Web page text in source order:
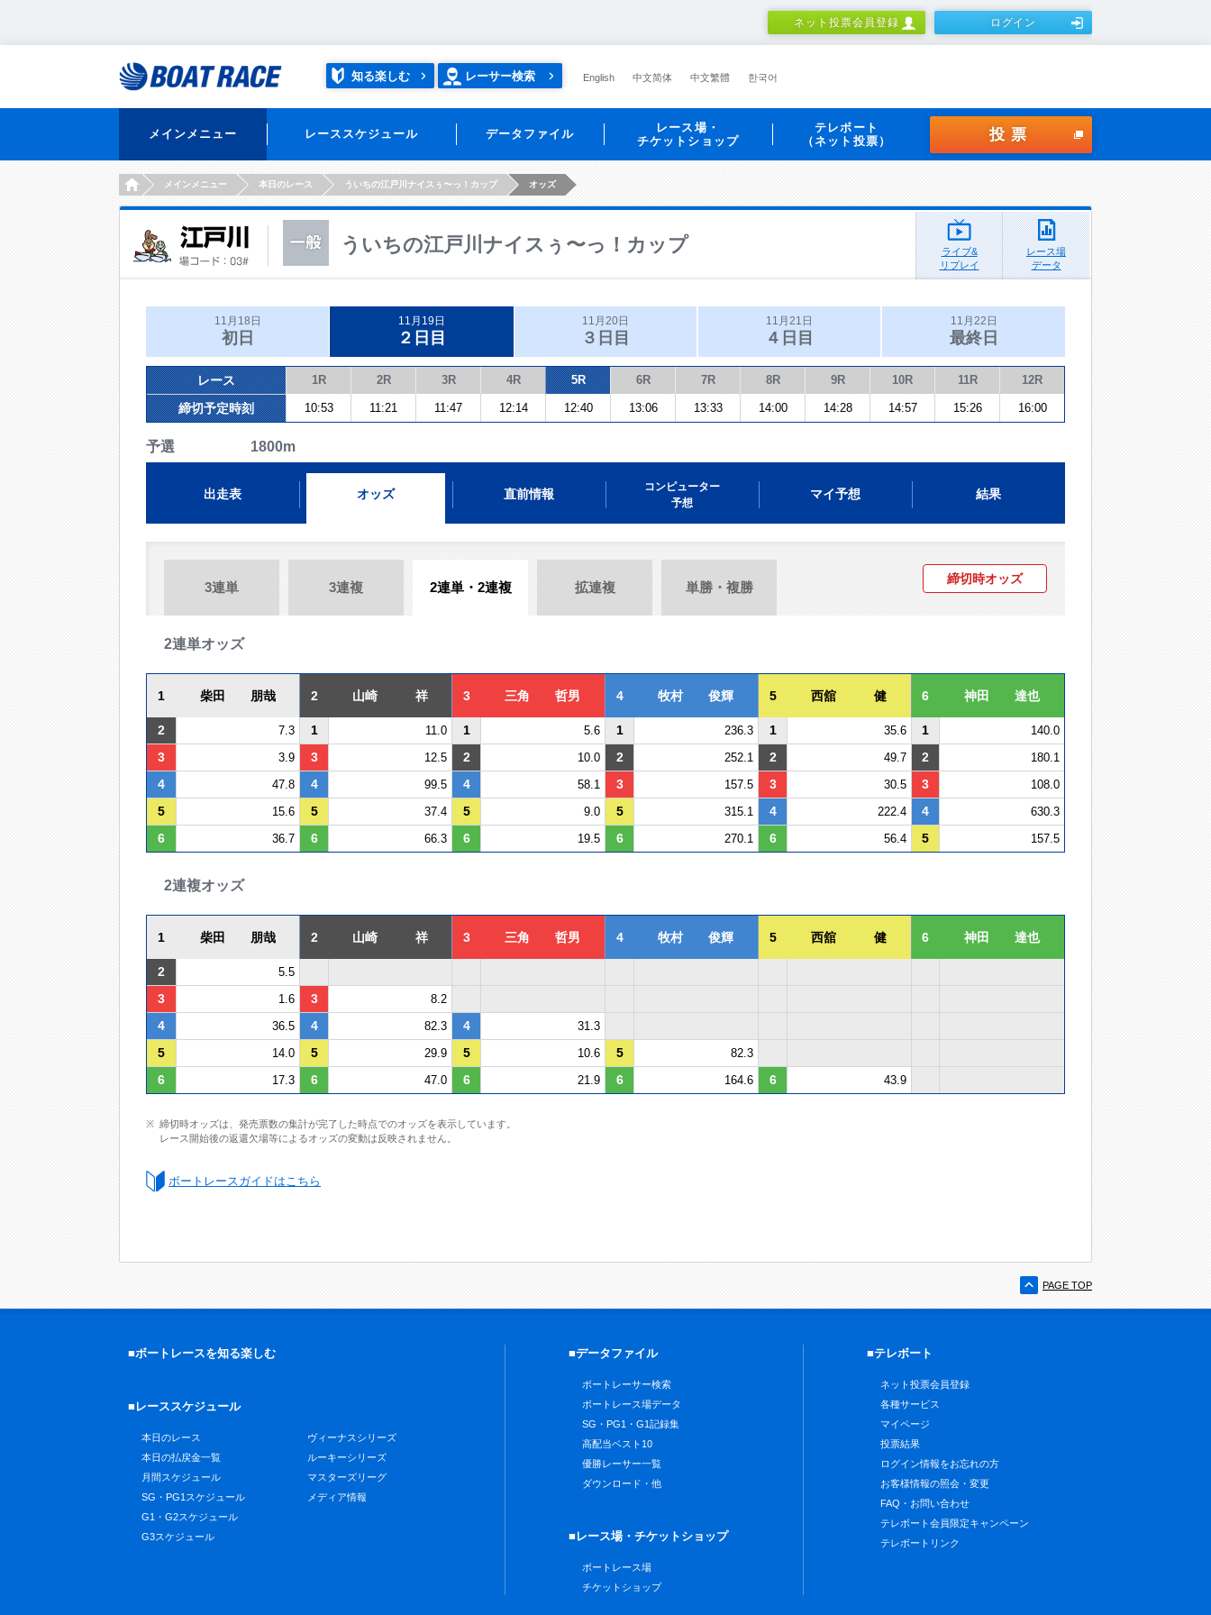
ネット投票会員登録 ログイン
知る楽しむ レーサー検索 English 中文简体 中文繁體 한국어
メインメニュー レーススケジュール データファイル
レース場・
チケットショップ
テレボート
（ネット投票）
投票
HOMEメインメニュー 本日のレース ういちの江戸川ナイスぅ〜っ！カップ オッズ
ういちの江戸川ナイスぅ〜っ！カップ
ライブ&
リプレイ
レース場
データ
11月18日
初日
11月19日
２日目
11月20日
３日目
11月21日
４日目
11月22日
最終日
レース 1R 2R 3R 4R 5R 6R 7R 8R 9R 10R 11R 12R
締切予定時刻 10:53 11:21 11:47 12:14 12:40 13:06 13:33 14:00 14:28 14:57 15:26 16:00
予選 1800m
出走表 オッズ 直前情報
コンピューター
予想
マイ予想 結果
3連単 3連複 2連単・2連複 拡連複 単勝・複勝
締切時オッズ
2連単オッズ
1 柴田 朋哉 2 山崎 祥 3 三角 哲男 4 牧村 俊輝 5 西舘 健 6 神田 達也
2 7.3 1 11.0 1 5.6 1 236.3 1 35.6 1 140.0
3 3.9 3 12.5 2 10.0 2 252.1 2 49.7 2 180.1
4 47.8 4 99.5 4 58.1 3 157.5 3 30.5 3 108.0
5 15.6 5 37.4 5 9.0 5 315.1 4 222.4 4 630.3
6 36.7 6 66.3 6 19.5 6 270.1 6 56.4 5 157.5
2連複オッズ
1 柴田 朋哉 2 山崎 祥 3 三角 哲男 4 牧村 俊輝 5 西舘 健 6 神田 達也
2 5.5
3 1.6 3 8.2
4 36.5 4 82.3 4 31.3
5 14.0 5 29.9 5 10.6 5 82.3
6 17.3 6 47.0 6 21.9 6 164.6 6 43.9
締切時オッズは、発売票数の集計が完了した時点でのオッズを表示しています。
レース開始後の返還欠場等によるオッズの変動は反映されません。
ボートレースガイドはこちら
PAGE TOP
■ボートレースを知る楽しむ
■レーススケジュール
本日のレース
本日の払戻金一覧
月間スケジュール
SG・PG1スケジュール
G1・G2スケジュール
G3スケジュール
ヴィーナスシリーズ
ルーキーシリーズ
マスターズリーグ
メディア情報
■データファイル
ボートレーサー検索
ボートレース場データ
SG・PG1・G1記録集
高配当ベスト10
優勝レーサー一覧
ダウンロード・他
■レース場・チケットショップ
ボートレース場
チケットショップ
■テレボート
ネット投票会員登録
各種サービス
マイページ
投票結果
ログイン情報をお忘れの方
お客様情報の照会・変更
FAQ・お問い合わせ
テレボート会員限定キャンペーン
テレボートリンク